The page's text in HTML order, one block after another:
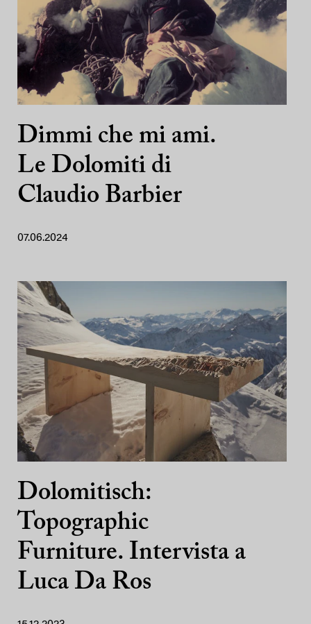
Dimmi che mi ami.
Le Dolomiti di
Claudio Barbier
07.06.2024
Dolomitisch:
Topographic
Furniture. Intervista a
Luca Da Ros